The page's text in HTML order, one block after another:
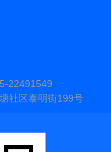
22491549
社区泰明街199号